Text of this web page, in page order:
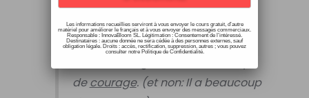
Je veux du pain. -> Je veux
beaucoup depain. (et non: Je
veux beaucoup depains.)
decourage. (et non: Il a beaucoup
Les informations recueillies serviront à vous envoyer le cours gratuit, d’autre
matériel pour améliorer le français et à vous envoyer des messages commerciaux.
Responsable : InnovaBloom SL. Légitimation : Consentement de l’intéressé.
Destinataires : aucune donnée ne sera cédée à des personnes externes, sauf
obligation légale. Droits : accès, rectification, suppression, autres ; vous pouvez
consulter notre Politique de Confidentialité.